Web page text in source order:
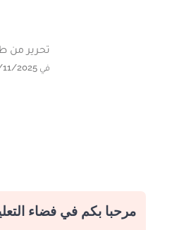
تحرير من
في 17/11/2025 على الساعة 19:45
مرحبا بكم في فضاء